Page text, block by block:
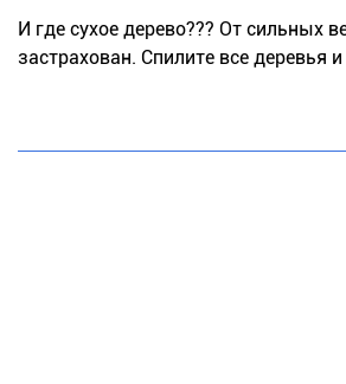
И где сухое дерево??? От сильных
застрахован. Спилите все деревья и